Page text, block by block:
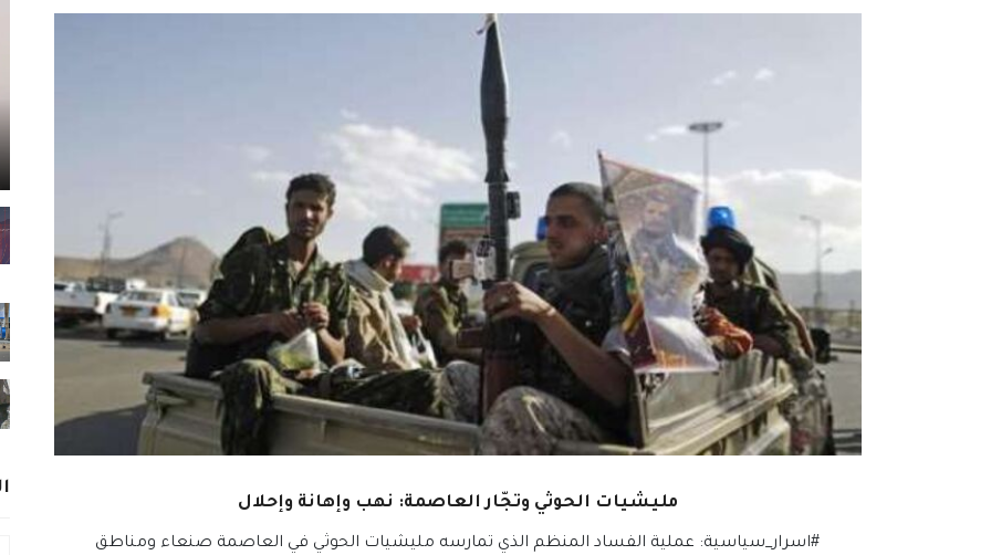
مليشيات الحوثي وتجّار العاصمة: نهب وإهانة وإحلال
#اسرار_سياسية: عملية الفساد المنظم الذي تمارسه مليشيات الحوثي في العاصمة صنعاء ومناطق